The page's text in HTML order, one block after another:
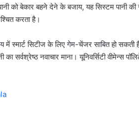
को बेकार बहने देने के बजाय, यह सिस्टम पानी
करता है।
सिटीज के लिए गेम-चेंजर साबित हो सकती
सर्वश्रेष्ठ नवाचार माना। यूनिवर्सिटी वीमेन्स